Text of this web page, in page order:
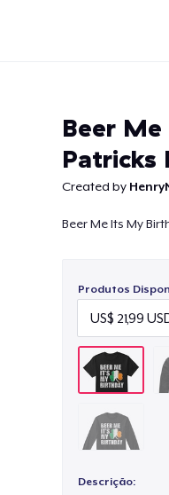
Beer
Patricks
Created by
Beer Me Its My
Produtos
Descrição: